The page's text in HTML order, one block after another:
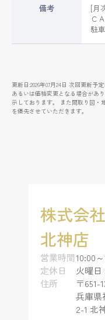
備考
[月
Ｃ
駐
更新日:2026年07月24日 次回更新予
あるいは価格変更となる場合があ
示しております。 また間取り図・
を優先させていただきます。
株式会
北神店
営業時間10:00
定休日
火曜日
住所
〒651-
兵庫県
2-1 北